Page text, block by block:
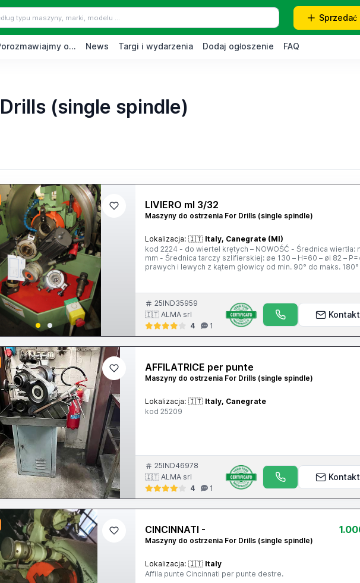
Sprzedać
o... News Targi i wydarzenia Dodaj ogłoszenie FAQ
(single spindle)
LIVIERO ml 3/32
Maszyny do ostrzenia For Drills (single spindle)
Lokalizacja: 🇮🇹 Italy, Canegrate (MI)
kod 2224 - do wierteł krętych – NOWOŚĆ - Średnica wiertła:
mm - Średnica tarczy szlifierskiej: øe 130 – H=60 – øi 82 –
prawych i lewych z kątem głowicy od min. 90° do maks.
bar - Wysokość blatu roboczego: 910 mm - Ostrzałka do
Centrowanie optyczne – Różne akcesoria.
25IND35959
🇮🇹 ALMA srl
4
1
Kontakt
AFFILATRICE per punte
Maszyny do ostrzenia For Drills (single spindle)
Lokalizacja: 🇮🇹 Italy, Canegrate
kod 25209
25IND46978
🇮🇹 ALMA srl
4
1
Kontakt
CINCINNATI -
Maszyny do ostrzenia For Drills (single spindle)
Lokalizacja: 🇮🇹 Italy
Affila punte Cincinnati per punte destre.